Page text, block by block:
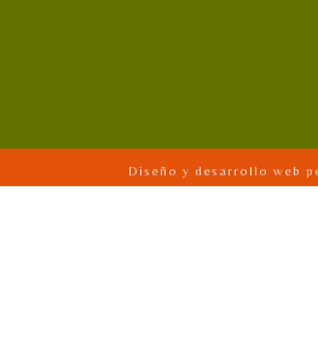
Diseño y desarrollo web